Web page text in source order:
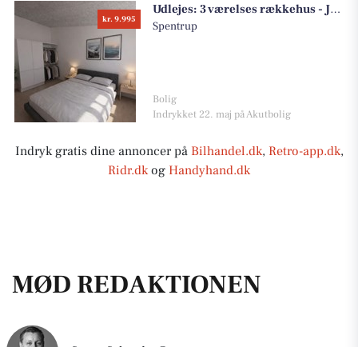
kr. 9.995
Udlejes: 3 værelses rækkehus - Jennumvej, 8981 Spentrup
Spentrup
Bolig
Indrykket 22. maj på Akutbolig
Indryk gratis dine annoncer på Bilhandel.dk, Retro-app.dk,
Ridr.dkog Handyhand.dk
MØD REDAKTIONEN